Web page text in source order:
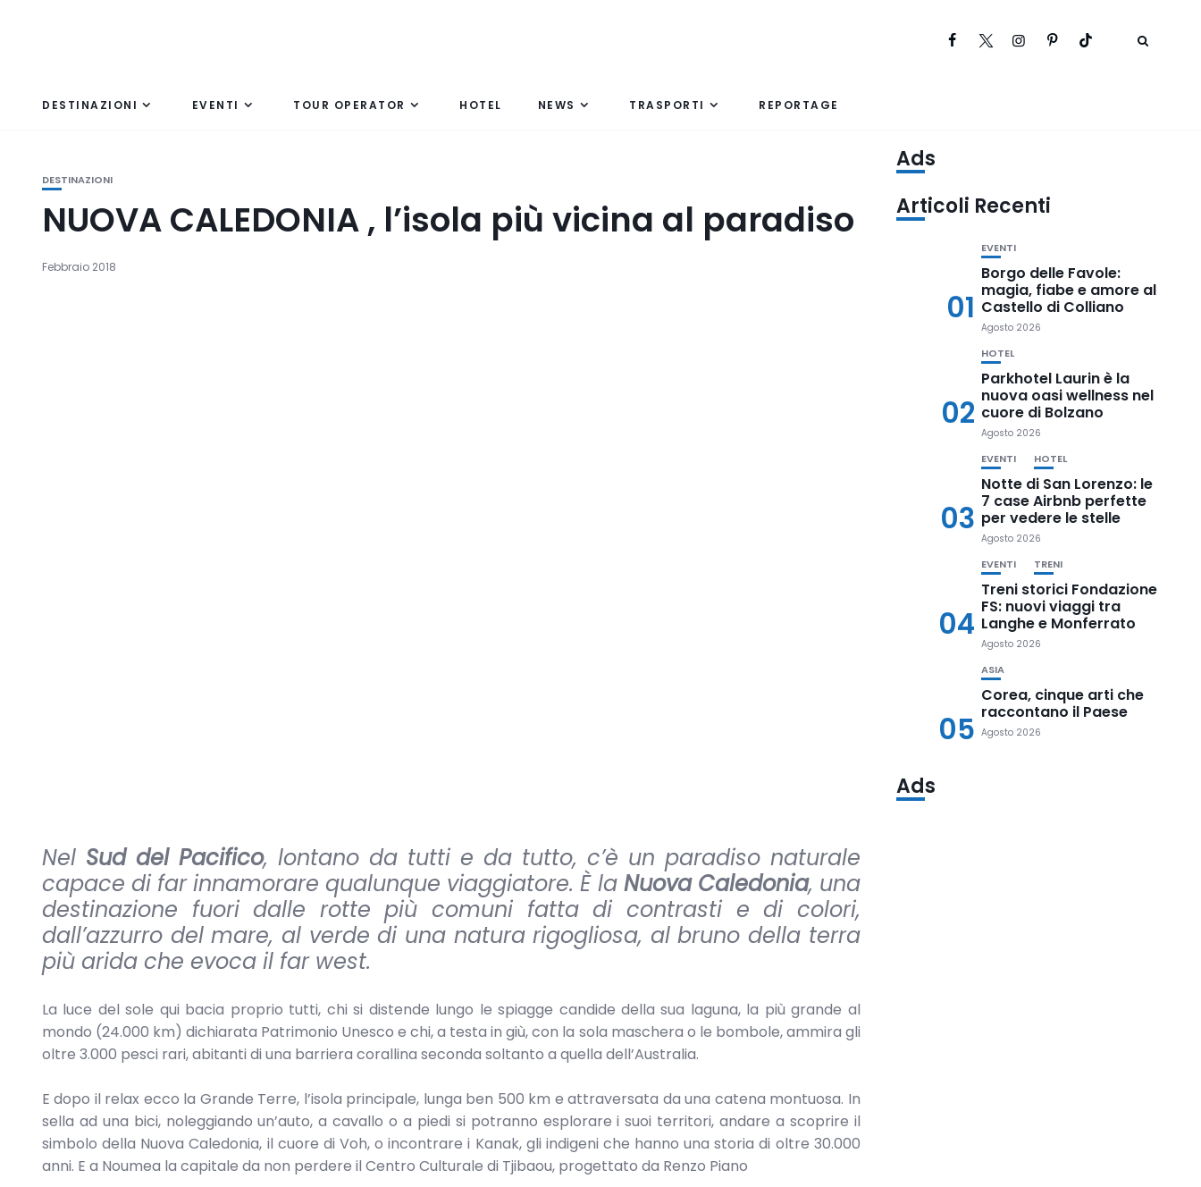
DESTINAZIONI EVENTI TOUR OPERATOR HOTEL NEWS TRASPORTI REPORTAGE
DESTINAZIONI
NUOVA CALEDONIA , l’isola più vicina al paradiso
Febbraio 2018
Nel Sud del Pacifico, lontano da tutti e da tutto, c’è un paradiso naturale
capace di far innamorare qualunque viaggiatore. È la Nuova Caledonia, una
destinazione fuori dalle rotte più comuni fatta di contrasti e di colori,
dall’azzurro del mare, al verde di una natura rigogliosa, al bruno della terra
più arida che evoca il far west.
La luce del sole qui bacia proprio tutti, chi si distende lungo le spiagge candide della sua laguna, la più grande al
mondo (24.000 km) dichiarata Patrimonio Unesco e chi, a testa in giù, con la sola maschera o le bombole, ammira gli
oltre 3.000 pesci rari, abitanti di una barriera corallina seconda soltanto a quella dell’Australia.
E dopo il relax ecco la Grande Terre, l’isola principale, lunga ben 500 km e attraversata da una catena montuosa. In
sella ad una bici, noleggiando un’auto, a cavallo o a piedi si potranno esplorare i suoi territori, andare a scoprire il
simbolo della Nuova Caledonia, il cuore di Voh, o incontrare i Kanak, gli indigeni che hanno una storia di oltre 30.000
anni. E a Noumea la capitale da non perdere il Centro Culturale di Tjibaou, progettato da Renzo Piano
Ads
Articoli Recenti
01
EVENTI
Borgo delle Favole:
magia, fiabe e amore al
Castello di Colliano
Agosto 2026
02
HOTEL
Parkhotel Laurin è la
nuova oasi wellness nel
cuore di Bolzano
Agosto 2026
03
EVENTI HOTEL
Notte di San Lorenzo: le
7 case Airbnb perfette
per vedere le stelle
Agosto 2026
04
EVENTI TRENI
Treni storici Fondazione
FS: nuovi viaggi tra
Langhe e Monferrato
Agosto 2026
05
ASIA
Corea, cinque arti che
raccontano il Paese
Agosto 2026
Ads